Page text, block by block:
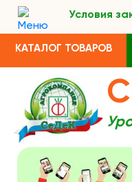
Условия
КАТАЛОГ ТОВАРОВ